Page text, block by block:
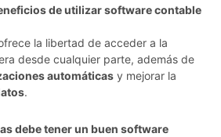
de utilizar software contable
la libertad de acceder a la
desde cualquier parte, además de
automáticas y mejorar la
.
debe tener un buen software